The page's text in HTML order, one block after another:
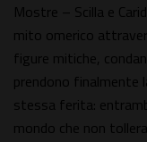
Mostre – Scilla e
mito omerico
figure mitiche,
prendono finalmente
stessa ferita:
mondo che non